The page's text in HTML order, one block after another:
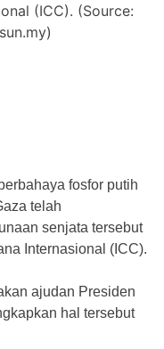
(ICC). (Source:
fosfor putih
telah
senjata tersebut
Internasional (ICC).
ajudan Presiden
hal tersebut